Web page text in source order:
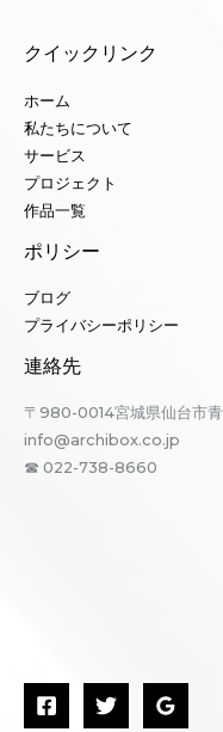
クイックリンク
ホーム
私たちについて
サービス
プロジェクト
作品一覧
ポリシー
ブログ
プライバシーポリシー
連絡先
〒980-0014宮城県仙台市
info@archibox.co.jp
☎ 022-738-8660